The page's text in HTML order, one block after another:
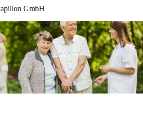
GmbH